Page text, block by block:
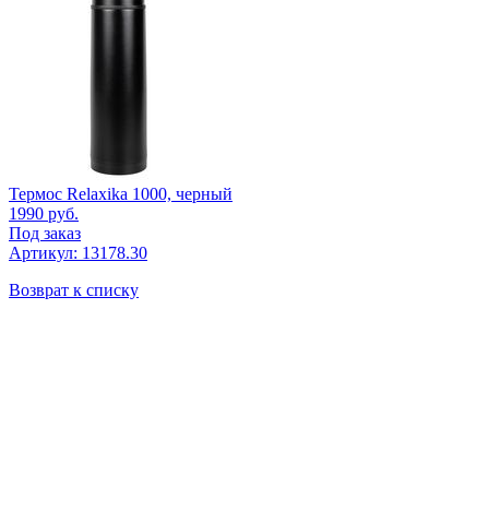
Термос Relaxika 1000, черный
1990 руб.
Под заказ
Артикул: 13178.30
Возврат к списку